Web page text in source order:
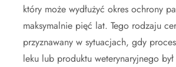
który może wydłużyć okres ochrony
maksymalnie pięć lat. Tego rodzaju
przyznawany w sytuacjach, gdy
leku lub produktu weterynaryjnego